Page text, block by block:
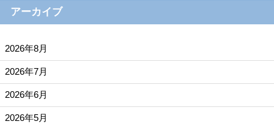
アーカイブ
2026年8月
2026年7月
2026年6月
2026年5月